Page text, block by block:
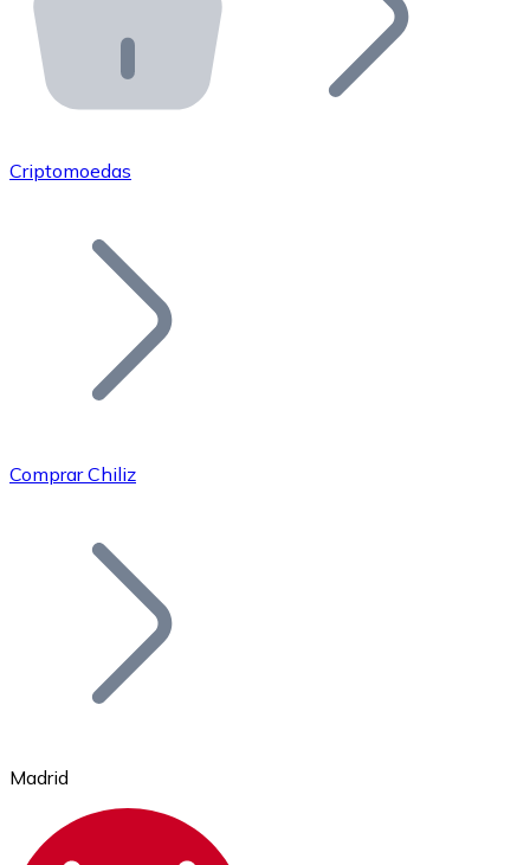
API Bitnovo
Integre nossa API no seu ecossistema.
Junte-se à nossa rede de revendedores e comercialize
Adicione o token do seu projeto ao nosso serviço de
Bitcoin
Criptomoedas
Comprar Chiliz
Madrid